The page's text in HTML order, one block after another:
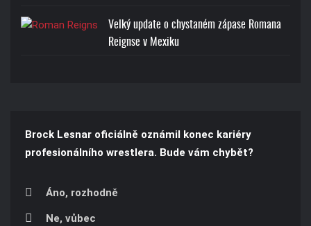
Velký update o chystaném zápase Romana
Reignse v Mexiku
Brock Lesnar oficiálně oznámil konec kariéry
profesionálního wrestlera. Bude vám chybět?
Áno, rozhodně
Ne, vůbec